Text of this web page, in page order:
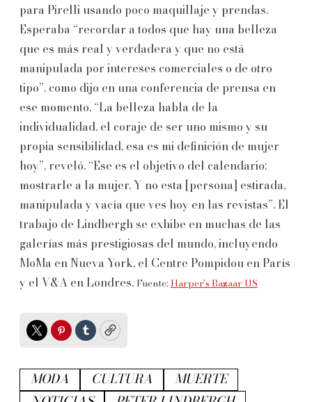
para Pirelli usando poco maquillaje y prendas.
Esperaba “recordar a todos que hay una belleza
que es más real y verdadera y que no está
manipulada por intereses comerciales o de otro
tipo”, como dijo en una conferencia de prensa en
ese momento. “La belleza habla de la
individualidad, el coraje de ser uno mismo y su
propia sensibilidad, esa es mi definición de mujer
hoy”, reveló. “Ese es el objetivo del calendario:
mostrarle a la mujer. Y no esta [persona] estirada,
manipulada y vacía que ves hoy en las revistas”. El
trabajo de Lindbergh se exhibe en muchas de las
galerías más prestigiosas del mundo, incluyendo
MoMa en Nueva York, el Centre Pompidou en París
y el V&A en Londres. Fuente: Harper’s Bazaar US
TwitterPinterest
TumblrCopy
MODA CULTURA
MUERTE